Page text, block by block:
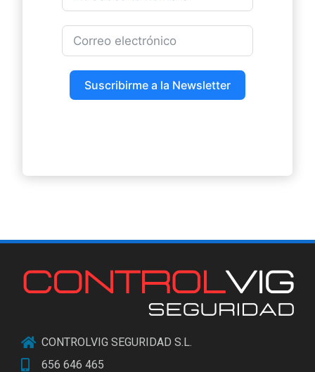
Suscribirme a la Newsletter
CONTROLVIG SEGURIDAD S.L.
656 646 465